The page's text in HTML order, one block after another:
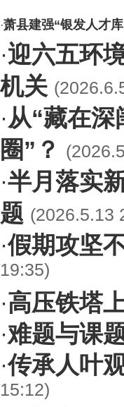
·萧县建强“银发人才
·迎六五环
机关
·从“藏在深
圈”？
·半月落实
题 (2026.5.13
·假期攻坚
19:35)
·高压铁塔
·难题与课
·传承人叶
15:12)